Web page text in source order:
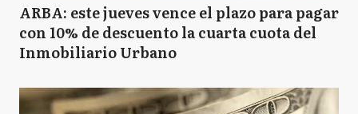
ARBA: este jueves vence el plazo para pagar
con 10% de descuento la cuarta cuota del
Inmobiliario Urbano